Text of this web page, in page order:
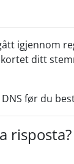
igjennom
ditt
før du
risposta?